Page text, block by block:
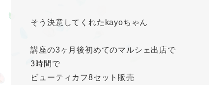
そう決意してくれたkayoちゃん
講座の3ヶ月後初めてのマルシェ出店で
3時間で
ビューティカフ8セット販売